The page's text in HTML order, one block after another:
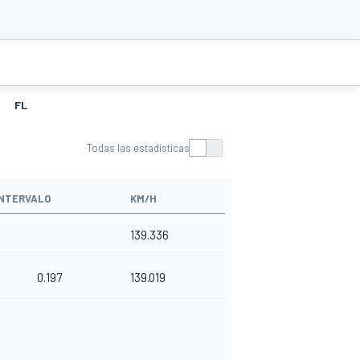
FL
Todas las estadísticas
KM/H
139.336
0.197 139.019